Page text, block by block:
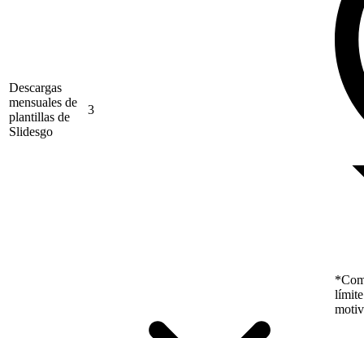
Descargas
mensuales de
plantillas de
Slidesgo
3
límite